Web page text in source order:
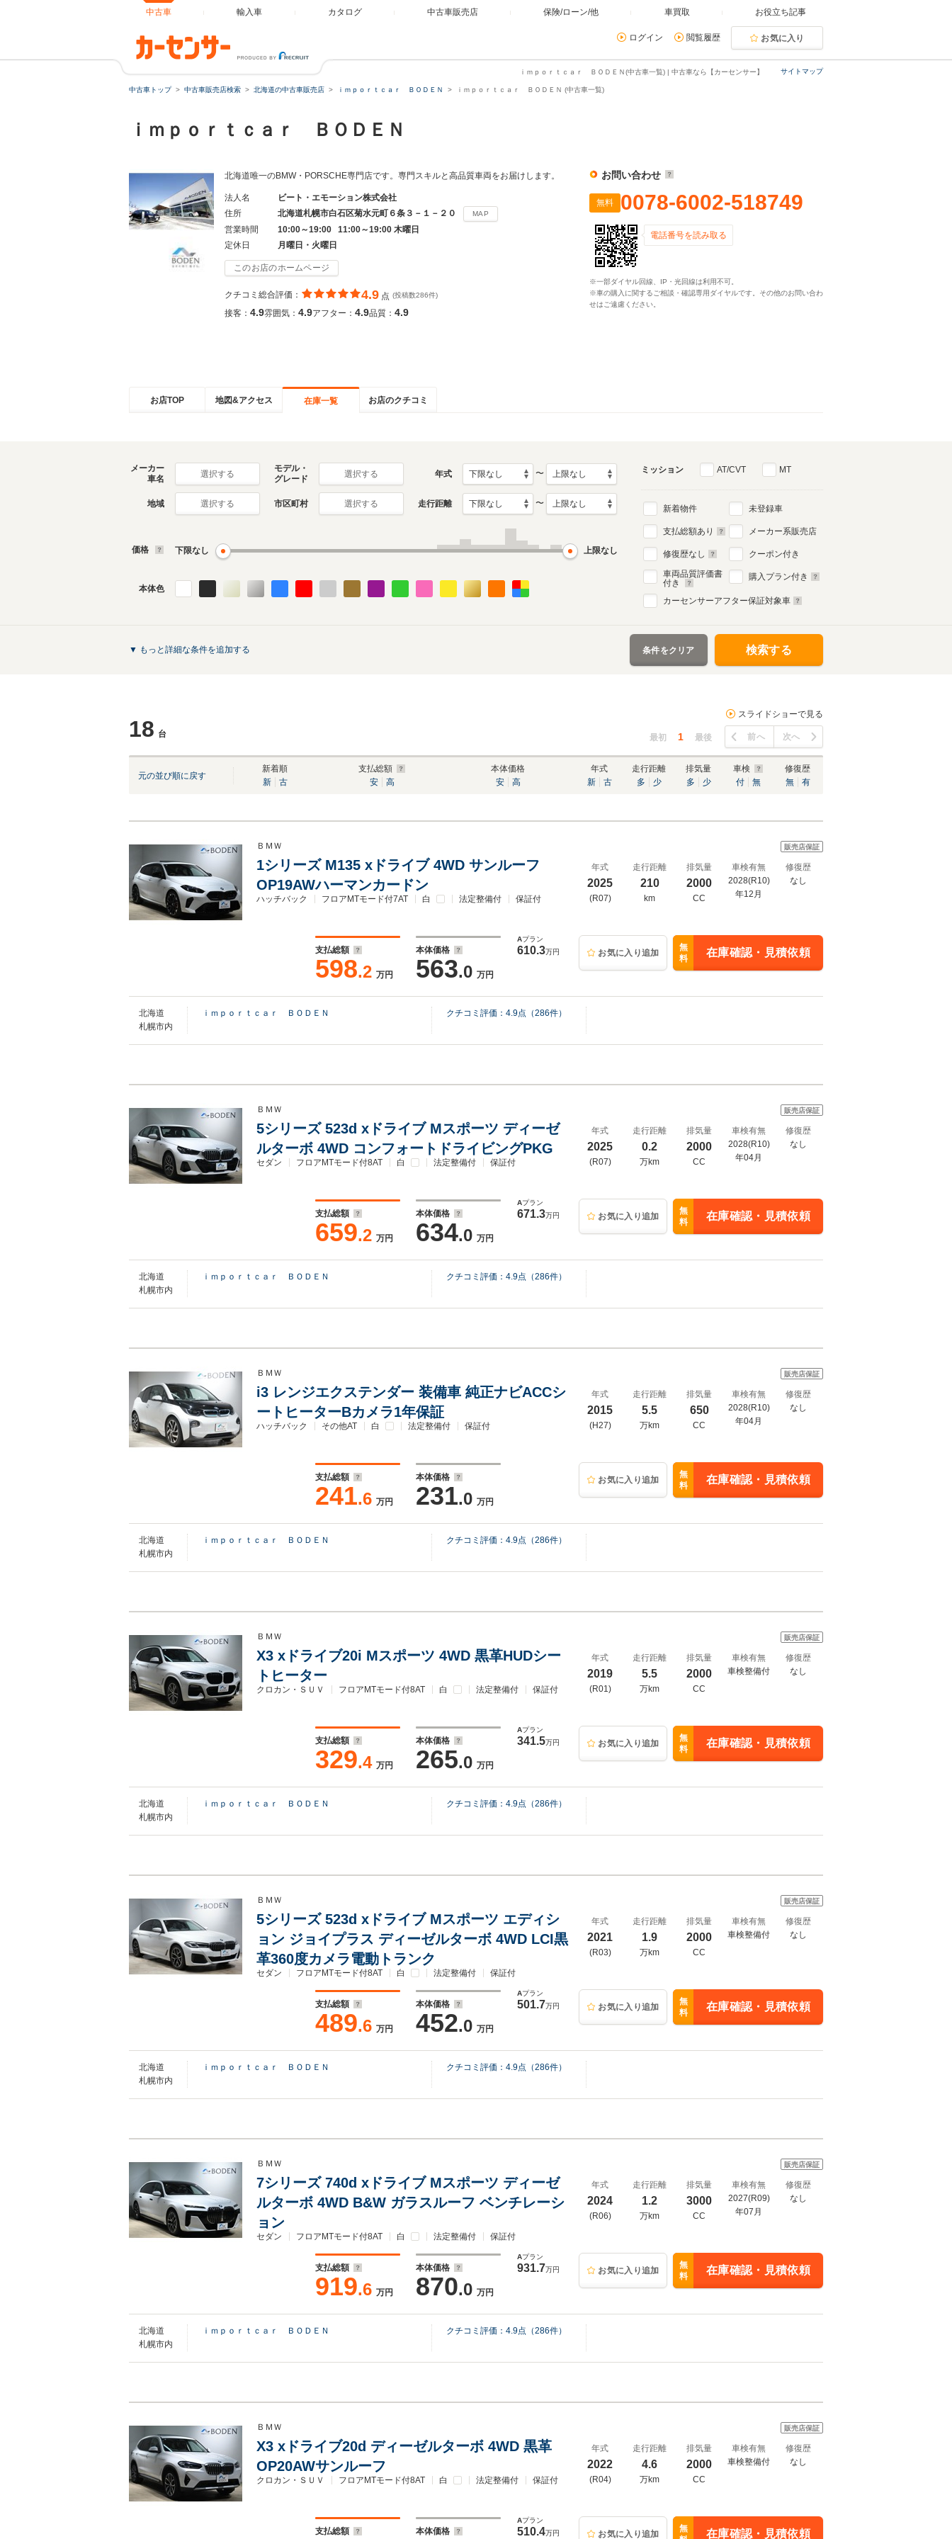
中古車 輸入車 カタログ 中古車販売店 保険/ローン/他 車買取 お役立ち記事
ログイン 閲覧履歴 お気に入り
サイトマップ
ｉｍｐｏｒｔｃａｒ ＢＯＤＥＮ(中古車一覧) | 中古車なら【カーセンサー】
中古車トップ 中古車販売店検索 北海道の中古車販売店 ｉｍｐｏｒｔｃａｒ ＢＯＤＥＮ ｉｍｐｏｒｔｃａｒ ＢＯＤＥＮ (中古車一覧)
ｉｍｐｏｒｔｃａｒ ＢＯＤＥＮ
北海道唯一のBMW・PORSCHE専門店です。専門スキルと高品質車両をお届けします。
法人名
ビート・エモーション株式会社
住所
北海道札幌市白石区菊水元町６条３－１－２０ MAP
営業時間
10:00～19:00 11:00～19:00 木曜日
定休日
月曜日・火曜日
このお店のホームページ
クチコミ総合評価： 4.9 点 (投稿数286件)
接客： 4.9雰囲気： 4.9アフター： 4.9品質： 4.9
お問い合わせ
無料 0078-6002-518749
電話番号を読み取る
※一部ダイヤル回線、IP・光回線は利用不可。
※車の購入に関するご相談・確認専用ダイヤルです。その他のお問い合わ
せはご遠慮ください。
お店TOP 地図&アクセス 在庫一覧 お店のクチコミ
メーカー
車名
選択する
モデル・
グレード
選択する 年式 〜
地域 選択する 市区町村 選択する 走行距離 〜
価格 下限なし 上限なし
本体色
ミッション AT/CVT MT
新着物件
支払総額あり
修復歴なし
車両品質評価書
付き
未登録車
メーカー系販売店
クーポン付き
購入プラン付き
カーセンサーアフター保証対象車
▼ もっと詳細な条件を追加する 条件をクリア 検索する
18 台
スライドショーで見る
最初 1 最後 前へ 次へ
元の並び順に戻す
新着順
新
古
支払総額
安
高
本体価格
安
高
年式
新
古
走行距離
多
少
排気量
多
少
車検
付
無
修復歴
無
有
ＢＭＷ
1シリーズ M135 xドライブ 4WD サンルーフ
OP19AWハーマンカードン
ハッチバック フロアMTモード付7AT 白 法定整備付 保証付
支払総額
598.2 万円
本体価格
563.0 万円
Aプラン
610.3万円
販売店保証
年式
2025
(R07)
走行距離
210
km
排気量
2000
CC
車検有無
2028(R10)
年12月
修復歴
なし
お気に入り追加
無
料
在庫確認・見積依頼
北海道
札幌市内
ｉｍｐｏｒｔｃａｒ ＢＯＤＥＮ クチコミ評価： 4.9点（286件）
ＢＭＷ
5シリーズ 523d xドライブ Mスポーツ ディーゼ
ルターボ 4WD コンフォートドライビングPKG
セダン フロアMTモード付8AT 白 法定整備付 保証付
支払総額
659.2 万円
本体価格
634.0 万円
Aプラン
671.3万円
販売店保証
年式
2025
(R07)
走行距離
0.2
万km
排気量
2000
CC
車検有無
2028(R10)
年04月
修復歴
なし
お気に入り追加
無
料
在庫確認・見積依頼
北海道
札幌市内
ｉｍｐｏｒｔｃａｒ ＢＯＤＥＮ クチコミ評価： 4.9点（286件）
ＢＭＷ
i3 レンジエクステンダー 装備車 純正ナビACCシ
ートヒーターBカメラ1年保証
ハッチバック その他AT 白 法定整備付 保証付
支払総額
241.6 万円
本体価格
231.0 万円
販売店保証
年式
2015
(H27)
走行距離
5.5
万km
排気量
650
CC
車検有無
2028(R10)
年04月
修復歴
なし
お気に入り追加
無
料
在庫確認・見積依頼
北海道
札幌市内
ｉｍｐｏｒｔｃａｒ ＢＯＤＥＮ クチコミ評価： 4.9点（286件）
ＢＭＷ
X3 xドライブ20i Mスポーツ 4WD 黒革HUDシー
トヒーター
クロカン・ＳＵＶ フロアMTモード付8AT 白 法定整備付 保証付
支払総額
329.4 万円
本体価格
265.0 万円
Aプラン
341.5万円
販売店保証
年式
2019
(R01)
走行距離
5.5
万km
排気量
2000
CC
車検有無
車検整備付
修復歴
なし
お気に入り追加
無
料
在庫確認・見積依頼
北海道
札幌市内
ｉｍｐｏｒｔｃａｒ ＢＯＤＥＮ クチコミ評価： 4.9点（286件）
ＢＭＷ
5シリーズ 523d xドライブ Mスポーツ エディシ
ョン ジョイプラス ディーゼルターボ 4WD LCI黒
革360度カメラ電動トランク
セダン フロアMTモード付8AT 白 法定整備付 保証付
支払総額
489.6 万円
本体価格
452.0 万円
Aプラン
501.7万円
販売店保証
年式
2021
(R03)
走行距離
1.9
万km
排気量
2000
CC
車検有無
車検整備付
修復歴
なし
お気に入り追加
無
料
在庫確認・見積依頼
北海道
札幌市内
ｉｍｐｏｒｔｃａｒ ＢＯＤＥＮ クチコミ評価： 4.9点（286件）
ＢＭＷ
7シリーズ 740d xドライブ Mスポーツ ディーゼ
ルターボ 4WD B&W ガラスルーフ ベンチレーシ
ョン
セダン フロアMTモード付8AT 白 法定整備付 保証付
支払総額
919.6 万円
本体価格
870.0 万円
Aプラン
931.7万円
販売店保証
年式
2024
(R06)
走行距離
1.2
万km
排気量
3000
CC
車検有無
2027(R09)
年07月
修復歴
なし
お気に入り追加
無
料
在庫確認・見積依頼
北海道
札幌市内
ｉｍｐｏｒｔｃａｒ ＢＯＤＥＮ クチコミ評価： 4.9点（286件）
ＢＭＷ
X3 xドライブ20d ディーゼルターボ 4WD 黒革
OP20AWサンルーフ
クロカン・ＳＵＶ フロアMTモード付8AT 白 法定整備付 保証付
支払総額 本体価格
Aプラン
510.4万円
販売店保証
年式
2022
(R04)
走行距離
4.6
万km
排気量
2000
CC
車検有無
車検整備付
修復歴
なし
お気に入り追加
無
在庫確認・見積依頼